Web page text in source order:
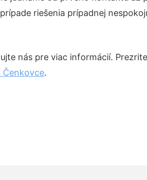
riešenia prípadnej
nás pre viac informácií.
Čenkovce.